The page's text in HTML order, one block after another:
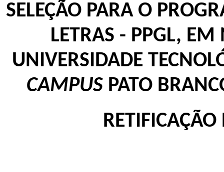
SELEÇÃO PARA O
LETRAS - PPGL,
UNIVERSIDADE
CAMPUSPATO